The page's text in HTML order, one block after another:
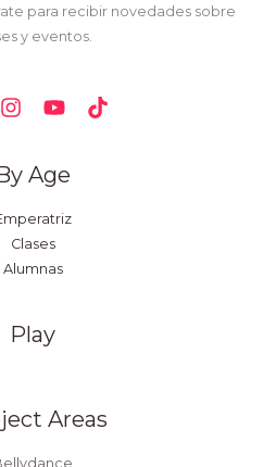
para recibir novedades sobre
y eventos.
Age
Clases
Alumnas
Play
Areas